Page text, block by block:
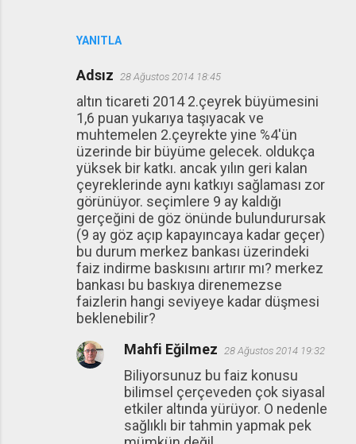
YANITLA
Adsız 28 Ağustos 2014 18:45
altın ticareti 2014 2.çeyrek büyümesini
1,6 puan yukarıya taşıyacak ve
muhtemelen 2.çeyrekte yine %4'ün
üzerinde bir büyüme gelecek. oldukça
yüksek bir katkı. ancak yılın geri kalan
çeyreklerinde aynı katkıyı sağlaması zor
görünüyor. seçimlere 9 ay kaldığı
gerçeğini de göz önünde bulundurursak
(9 ay göz açıp kapayıncaya kadar geçer)
bu durum merkez bankası üzerindeki
faiz indirme baskısını artırır mı? merkez
bankası bu baskıya direnemezse
faizlerin hangi seviyeye kadar düşmesi
beklenebilir?
Mahfi Eğilmez 28 Ağustos 2014 19:32
Biliyorsunuz bu faiz konusu
bilimsel çerçeveden çok siyasal
etkiler altında yürüyor. O nedenle
sağlıklı bir tahmin yapmak pek